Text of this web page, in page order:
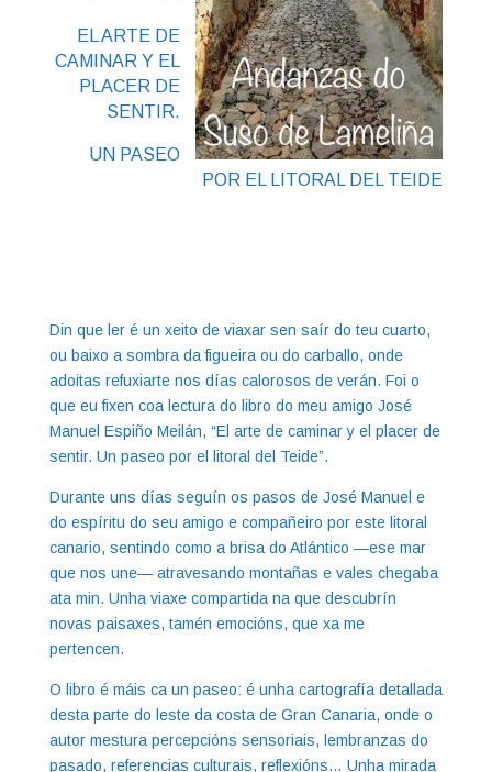
EL ARTE DE
CAMINAR Y EL
PLACER DE
SENTIR.
UN PASEO
POR EL LITORAL DEL TEIDE
Din que ler é un xeito de viaxar sen saír do teu cuarto,
ou baixo a sombra da figueira ou do carballo, onde
adoitas refuxiarte nos días calorosos de verán. Foi o
que eu fixen coa lectura do libro do meu amigo José
Manuel Espiño Meilán, “El arte de caminar y el placer de
sentir. Un paseo por el litoral del Teide”.
Durante uns días seguín os pasos de José Manuel e
do espíritu do seu amigo e compañeiro por este litoral
canario, sentindo como a brisa do Atlántico —ese mar
que nos une— atravesando montañas e vales chegaba
ata min. Unha viaxe compartida na que descubrín
novas paisaxes, tamén emocións, que xa me
pertencen.
O libro é máis ca un paseo: é unha cartografía detallada
desta parte do leste da costa de Gran Canaria, onde o
autor mestura percepcións sensoriais, lembranzas do
pasado, referencias culturais, reflexións… Unha mirada